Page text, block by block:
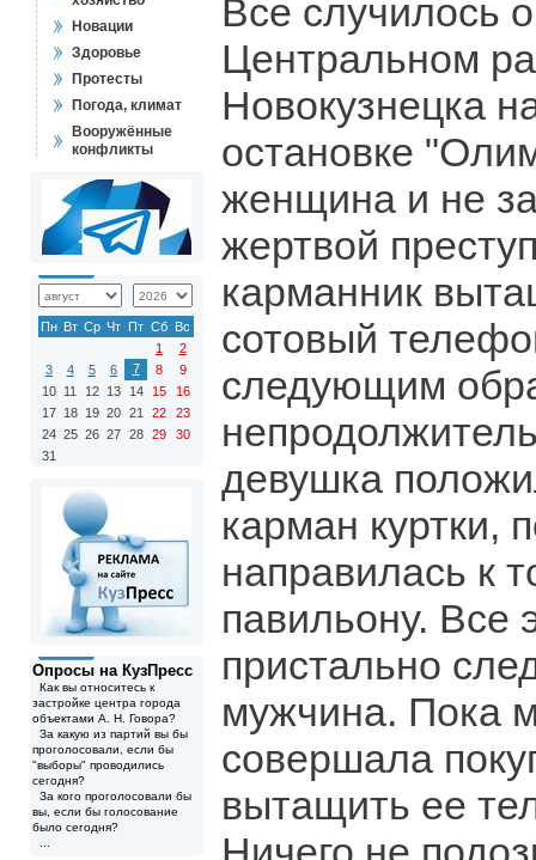
Новации
Здоровье
Протесты
Погода, климат
Вооружённые
конфликты
Пн Вт Ср Чт Пт Сб Вс
1
2
3
4 5 6 7 8
9
10 11 12 13 14 15
16
17 18 19 20 21 22
23
24 25 26 27 28 29
30
31
Опросы на КузПресс
Как вы относитесь к
застройке центра города
объектами А. Н. Говора?
За какую из партий вы бы
проголосовали, если бы
"выборы" проводились
сегодня?
За кого проголосовали бы
вы, если бы голосование
было сегодня?
Все случилось
Центральном
Новокузнецка
остановке
женщина и не
жертвой
карманник
сотовый
следующим
девушка
карман куртки,
направилась к
павильону. Все
пристально
мужчина. Пока
совершала
вытащить ее